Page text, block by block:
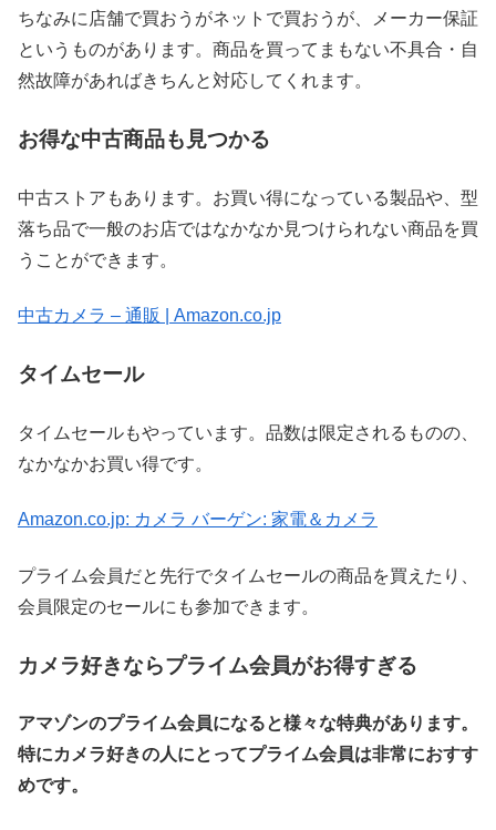
ちなみに店舗で買おうがネットで買おうが、メーカー保証
というものがあります。商品を買ってまもない不具合・自
然故障があればきちんと対応してくれます。
お得な中古商品も見つかる
中古ストアもあります。お買い得になっている製品や、型
落ち品で一般のお店ではなかなか見つけられない商品を買
うことができます。
中古カメラ – 通販 | Amazon.co.jp
タイムセール
タイムセールもやっています。品数は限定されるものの、
なかなかお買い得です。
Amazon.co.jp: カメラ バーゲン: 家電＆カメラ
プライム会員だと先行でタイムセールの商品を買えたり、
会員限定のセールにも参加できます。
カメラ好きならプライム会員がお得すぎる
アマゾンのプライム会員になると様々な特典があります。
特にカメラ好きの人にとってプライム会員は非常におすす
めです。